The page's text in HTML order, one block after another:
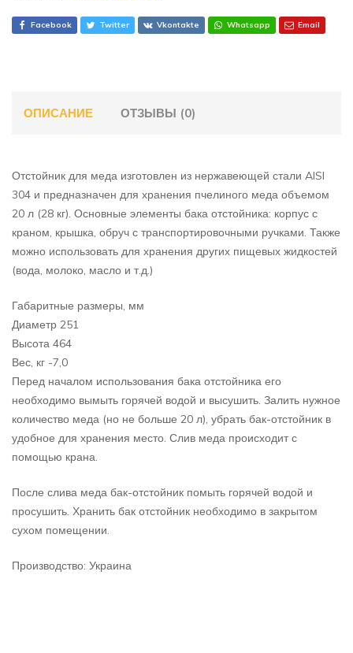
Facebook Twitter Vkontakte Whatsapp Email
ОПИСАНИЕ ОТЗЫВЫ (0)
Отстойник для меда изготовлен из нержавеющей стали AISI
304 и предназначен для хранения пчелиного меда объемом
20 л (28 кг). Основные элементы бака отстойника: корпус с
краном, крышка, обруч с транспортировочными ручками. Также
можно использовать для хранения других пищевых жидкостей
(вода, молоко, масло и т.д.)
Габаритные размеры, мм
Диаметр 251
Высота 464
Вес, кг -7,0
Перед началом использования бака отстойника его
необходимо вымыть горячей водой и высушить. Залить нужное
количество меда (но не больше 20 л), убрать бак-отстойник в
удобное для хранения место. Слив меда происходит с
помощью крана.
После слива меда бак-отстойник помыть горячей водой и
просушить. Хранить бак отстойник необходимо в закрытом
сухом помещении.
Производство: Украина